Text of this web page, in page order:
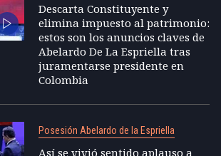
Descarta Constituyente y
elimina impuesto al patrimonio:
estos son los anuncios claves de
Abelardo De La Espriella tras
juramentarse presidente en
Colombia
Posesión Abelardo de la Espriella
Así se vivió sentido aplauso a